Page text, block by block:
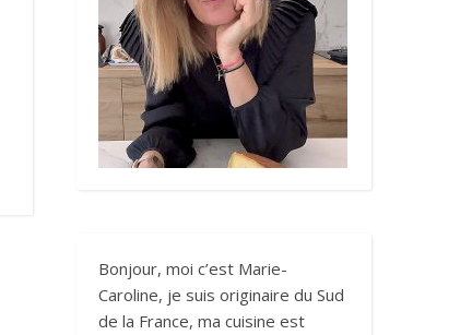
Bonjour, moi c’est Marie-
Caroline, je suis originaire du Sud
de la France, ma cuisine est